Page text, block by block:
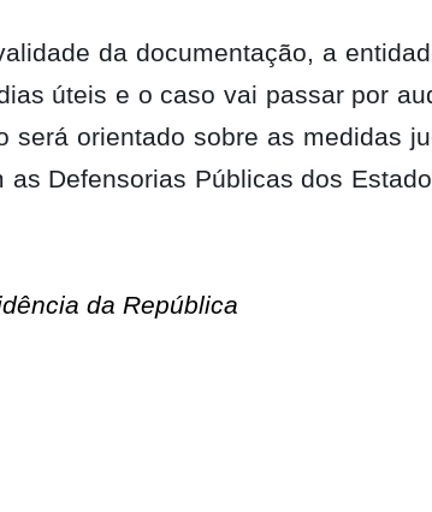
da documentação, a
úteis e o caso vai passar por
será orientado sobre as medidas
Defensorias Públicas dos
da República